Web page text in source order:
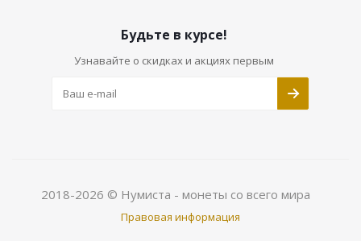
Будьте в курсе!
Узнавайте о скидках и акциях первым
2018-2026 © Нумиста - монеты со всего мира
Правовая информация